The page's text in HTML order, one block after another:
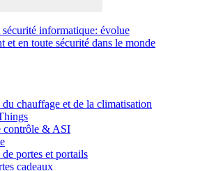
informatique: évolue
et en toute sécurité dans le monde
chauffage et de la climatisation
contrôle & ASI
portes et portails
cadeaux